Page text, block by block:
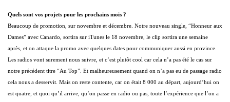
Quels sont vos projets pour les prochains mois ?
Beaucoup de promotion, sur novembre et décembre. Notre nouveau single, “Honneur aux
Dames” avec Canardo, sortira sur iTunes le 18 novembre, le clip sortira une semaine
après, et on attaque la promo avec quelques dates pour communiquer aussi en province.
Les radios vont surement nous suivre, et c’est plutôt cool car cela n’a pas été le cas sur
notre précédent titre “Au Top”. Et malheureusement quand on n’a pas eu de passage radio
cela nous a desservit. Mais on reste contente, car on était 8 000 au départ, aujourd’hui on
est quatre, et quoi qu’il arrive, qu’on passe en radio ou pas, toute l’expérience que l’on a